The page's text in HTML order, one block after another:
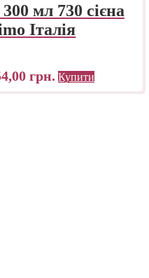
мл 730 сієна
Італія
грн. Купити